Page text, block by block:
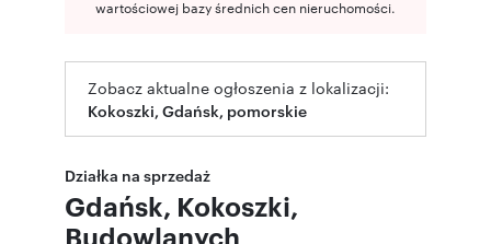
wartościowej bazy średnich cen nieruchomości.
Zobacz aktualne ogłoszenia z lokalizacji:
Kokoszki, Gdańsk, pomorskie
Działka na sprzedaż
Gdańsk, Kokoszki,
Budowlanych